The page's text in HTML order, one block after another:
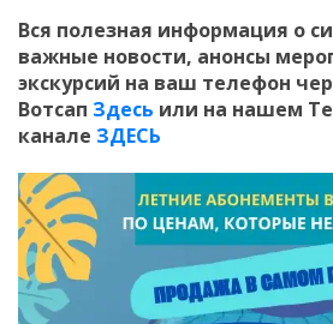
Вся полезная информация о
важные новости, анонсы
экскурсий на ваш телефон
Вотсап Здесь или на нашем
канале ЗДЕСЬ